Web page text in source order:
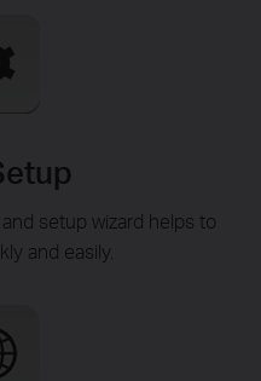
setup wizard helps to
and easily.